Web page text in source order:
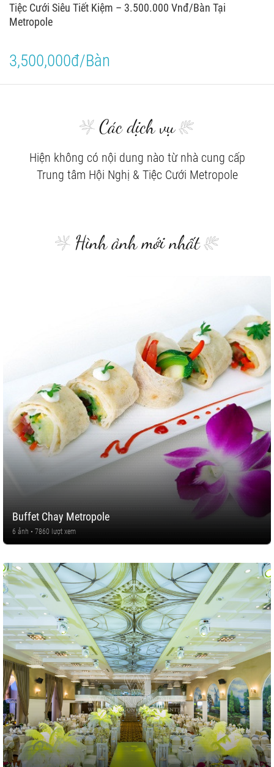
Tiệc Cưới Siêu Tiết Kiệm – 3.500.000 Vnđ/Bàn Tại
Metropole
3,500,000đ/Bàn
Các dịch vụ
Hiện không có nội dung nào từ nhà cung cấp
Trung tâm Hội Nghị & Tiệc Cưới Metropole
Hình ảnh mới nhất
Buffet Chay Metropole
6 ảnh • 7860 lượt xem